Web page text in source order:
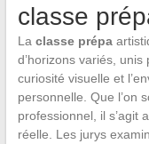
classe
La classe prépa
d’horizons variés,
curiosité visuelle et
personnelle. Que l’on
professionnel, il s’agit
réelle. Les jurys